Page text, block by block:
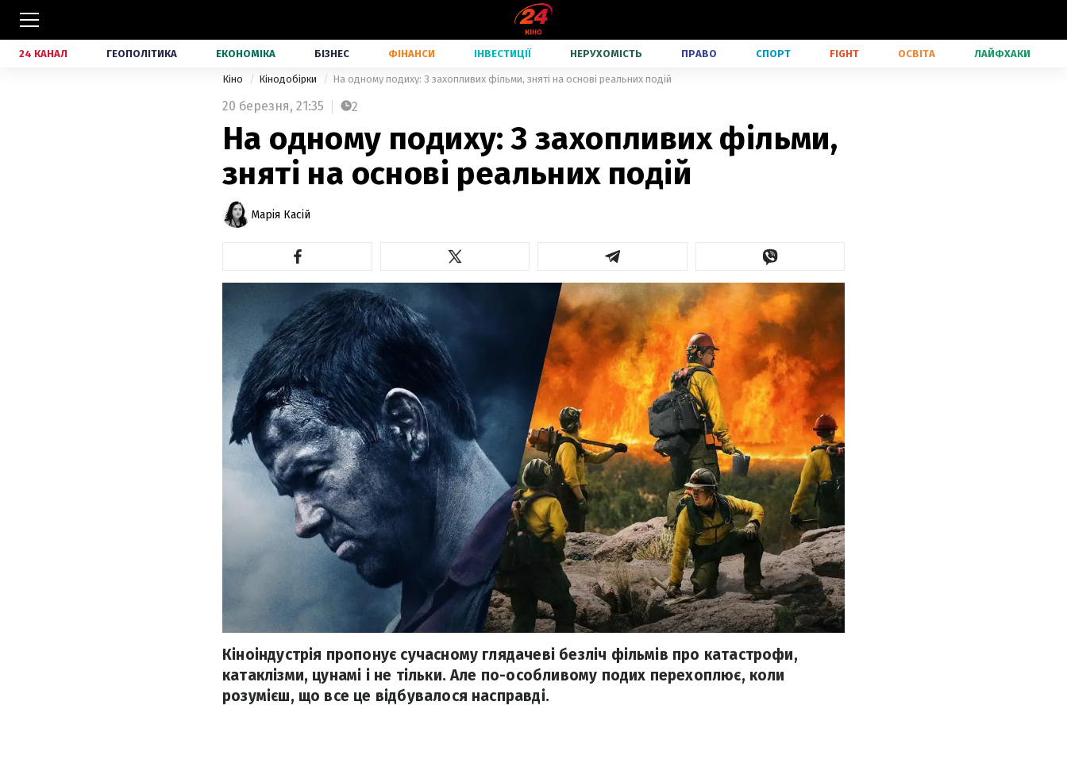
24 КАНАЛ ГЕОПОЛІТИКА ЕКОНОМІКА БІЗНЕС ФІНАНСИ ІНВЕСТИЦІЇ НЕРУХОМІСТЬ ПРАВО СПОРТ FIGHT ОСВІТА ЛАЙФХАКИ
Кіно Кінодобірки На одному подиху: 3 захопливих фільми, зняті на основі реальних подій
20 березня, 21:35 2
На одному подиху: 3 захопливих фільми,
зняті на основі реальних подій
Марія Касій
Кіноіндустрія пропонує сучасному глядачеві безліч фільмів про катастрофи,
катаклізми, цунамі і не тільки. Але по-особливому подих перехоплює, коли
розумієш, що все це відбувалося насправді.